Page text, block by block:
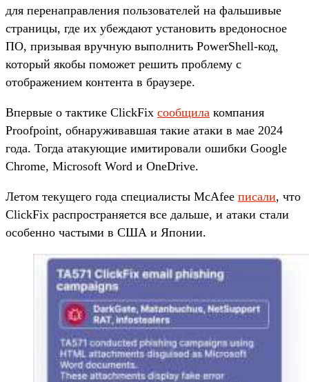
для перенаправления пользователей на фальшивые
страницы, где их убеждают установить вредоносное
ПО, призывая вручную выполнить PowerShell-код,
который якобы поможет решить проблему с
отображением контента в браузере.
Впервые о тактике ClickFix сообщила компания
Proofpoint, обнаруживавшая такие атаки в мае 2024
года. Тогда атакующие имитировали ошибки Google
Chrome, Microsoft Word и OneDrive.
Летом текущего года специалисты McAfee писали, что
ClickFix распространяется все дальше, и атаки стали
особенно частыми в США и Японии.